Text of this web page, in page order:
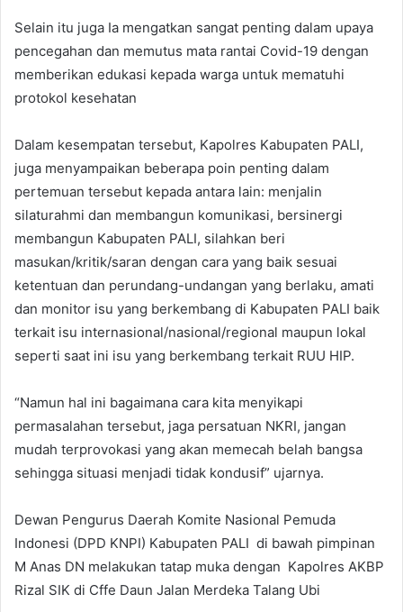
Selain itu juga Ia mengatkan sangat penting dalam upaya
pencegahan dan memutus mata rantai Covid-19 dengan
memberikan edukasi kepada warga untuk mematuhi
protokol kesehatan
Dalam kesempatan tersebut, Kapolres Kabupaten PALI,
juga menyampaikan beberapa poin penting dalam
pertemuan tersebut kepada antara lain: menjalin
silaturahmi dan membangun komunikasi, bersinergi
membangun Kabupaten PALI, silahkan beri
masukan/kritik/saran dengan cara yang baik sesuai
ketentuan dan perundang-undangan yang berlaku, amati
dan monitor isu yang berkembang di Kabupaten PALI baik
terkait isu internasional/nasional/regional maupun lokal
seperti saat ini isu yang berkembang terkait RUU HIP.
“Namun hal ini bagaimana cara kita menyikapi
permasalahan tersebut, jaga persatuan NKRI, jangan
mudah terprovokasi yang akan memecah belah bangsa
sehingga situasi menjadi tidak kondusif” ujarnya.
Dewan Pengurus Daerah Komite Nasional Pemuda
Indonesi (DPD KNPI) Kabupaten PALI di bawah pimpinan
M Anas DN melakukan tatap muka dengan Kapolres AKBP
Rizal SIK di Cffe Daun Jalan Merdeka Talang Ubi